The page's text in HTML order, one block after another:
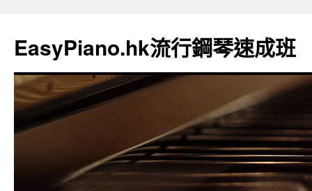
EasyPiano.hk流行鋼琴速成班